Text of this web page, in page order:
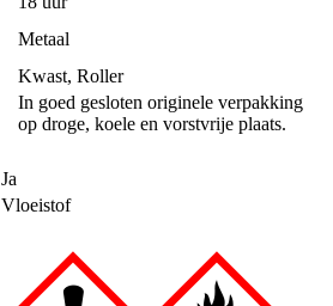
Metaal
Kwast, Roller
In goed gesloten originele verpakking
op droge, koele en vorstvrije plaats.
Ja
Vloeistof